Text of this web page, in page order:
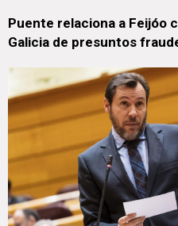
Puente relaciona a Feijóo
Galicia de presuntos